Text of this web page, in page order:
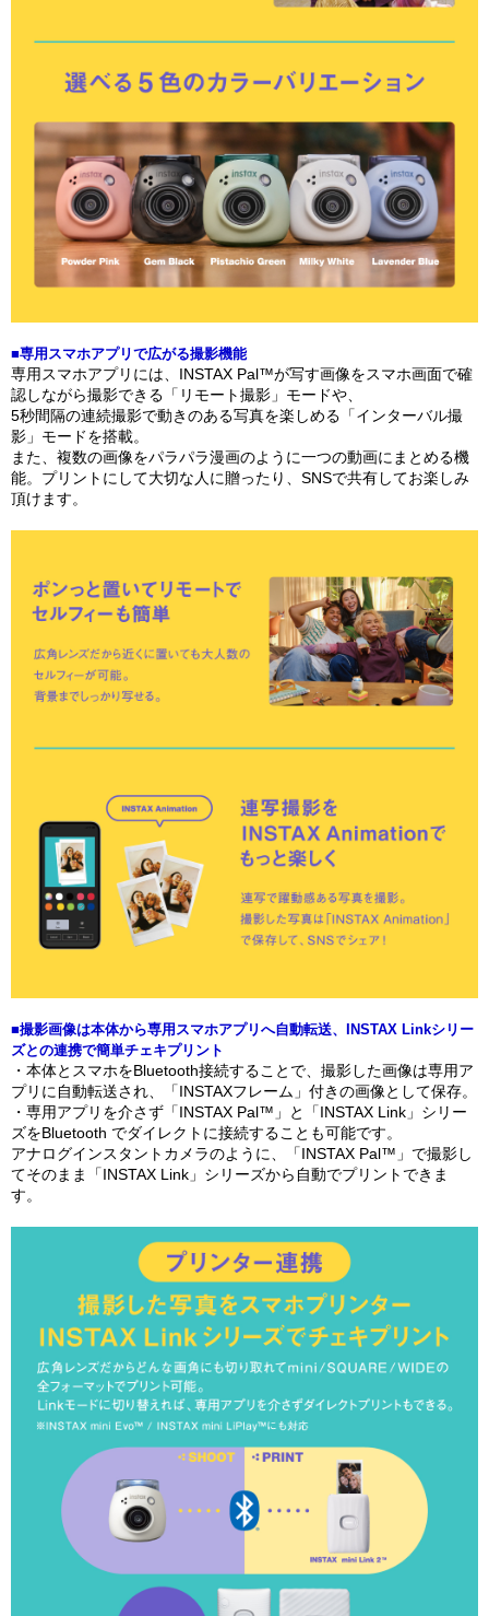
■専用スマホアプリで広がる撮影機能
専用スマホアプリには、INSTAX Pal™が写す画像をスマホ画面で確
認しながら撮影できる「リモート撮影」モードや、
5秒間隔の連続撮影で動きのある写真を楽しめる「インターバル撮
影」モードを搭載。
また、複数の画像をパラパラ漫画のように一つの動画にまとめる機
能。プリントにして大切な人に贈ったり、SNSで共有してお楽しみ
頂けます。
■撮影画像は本体から専用スマホアプリへ自動転送、INSTAX Linkシリー
ズとの連携で簡単チェキプリント
・本体とスマホをBluetooth接続することで、撮影した画像は専用ア
プリに自動転送され、「INSTAXフレーム」付きの画像として保存。
・専用アプリを介さず「INSTAX Pal™」と「INSTAX Link」シリー
ズをBluetooth でダイレクトに接続することも可能です。
アナログインスタントカメラのように、「INSTAX Pal™」で撮影し
てそのまま「INSTAX Link」シリーズから自動でプリントできま
す。